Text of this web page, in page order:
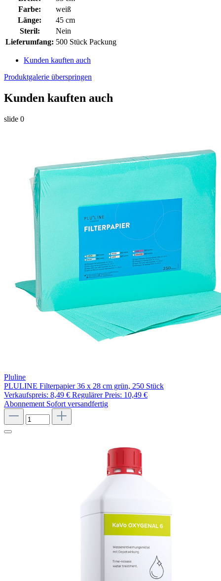
Farbe:
weiß
Länge:
45 cm
Steril:
Nein
Lieferumfang: 500 Stück Packung
Kunden kauften auch
Produktgalerie überspringen
Kunden kauften auch
slide 0
Pluline
PLULINE Filterpapier 36 x 28 cm grün, 250 Stück
Verkaufspreis: 8,49 € Regulärer Preis: 10,49 €
Abonnement Sofort versandfertig